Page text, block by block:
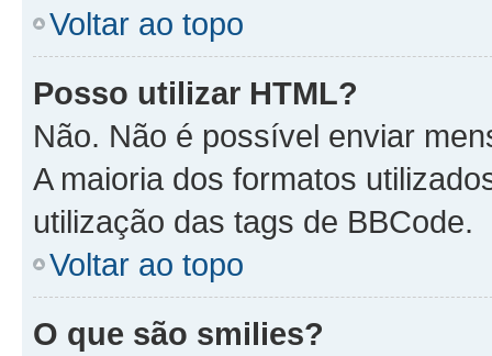
Voltar ao topo
Posso utilizar HTML?
Não. Não é possível enviar
A maioria dos formatos
utilização das tags de BBCode.
Voltar ao topo
O que são smilies?